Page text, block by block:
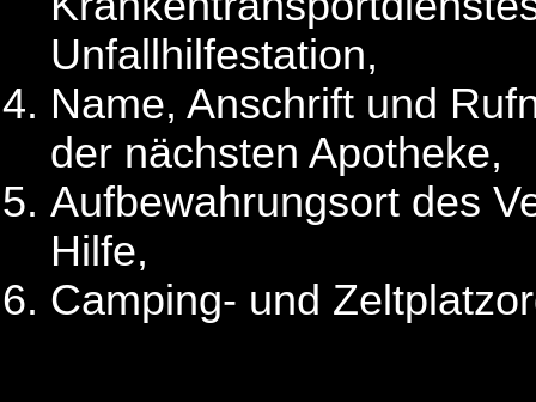
Unfallhilfestation,
Name, Anschrift und
der nächsten Apotheke,
Aufbewahrungsort des
Hilfe,
Camping- und